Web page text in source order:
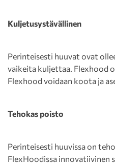
Kuljetusystävällinen
Perinteisesti huuvat ovat
vaikeita kuljettaa. Flexhood
Flexhood voidaan koota ja
Tehokas poisto
Perinteisesti huuvissa on
FlexHoodissa innovatiivinen